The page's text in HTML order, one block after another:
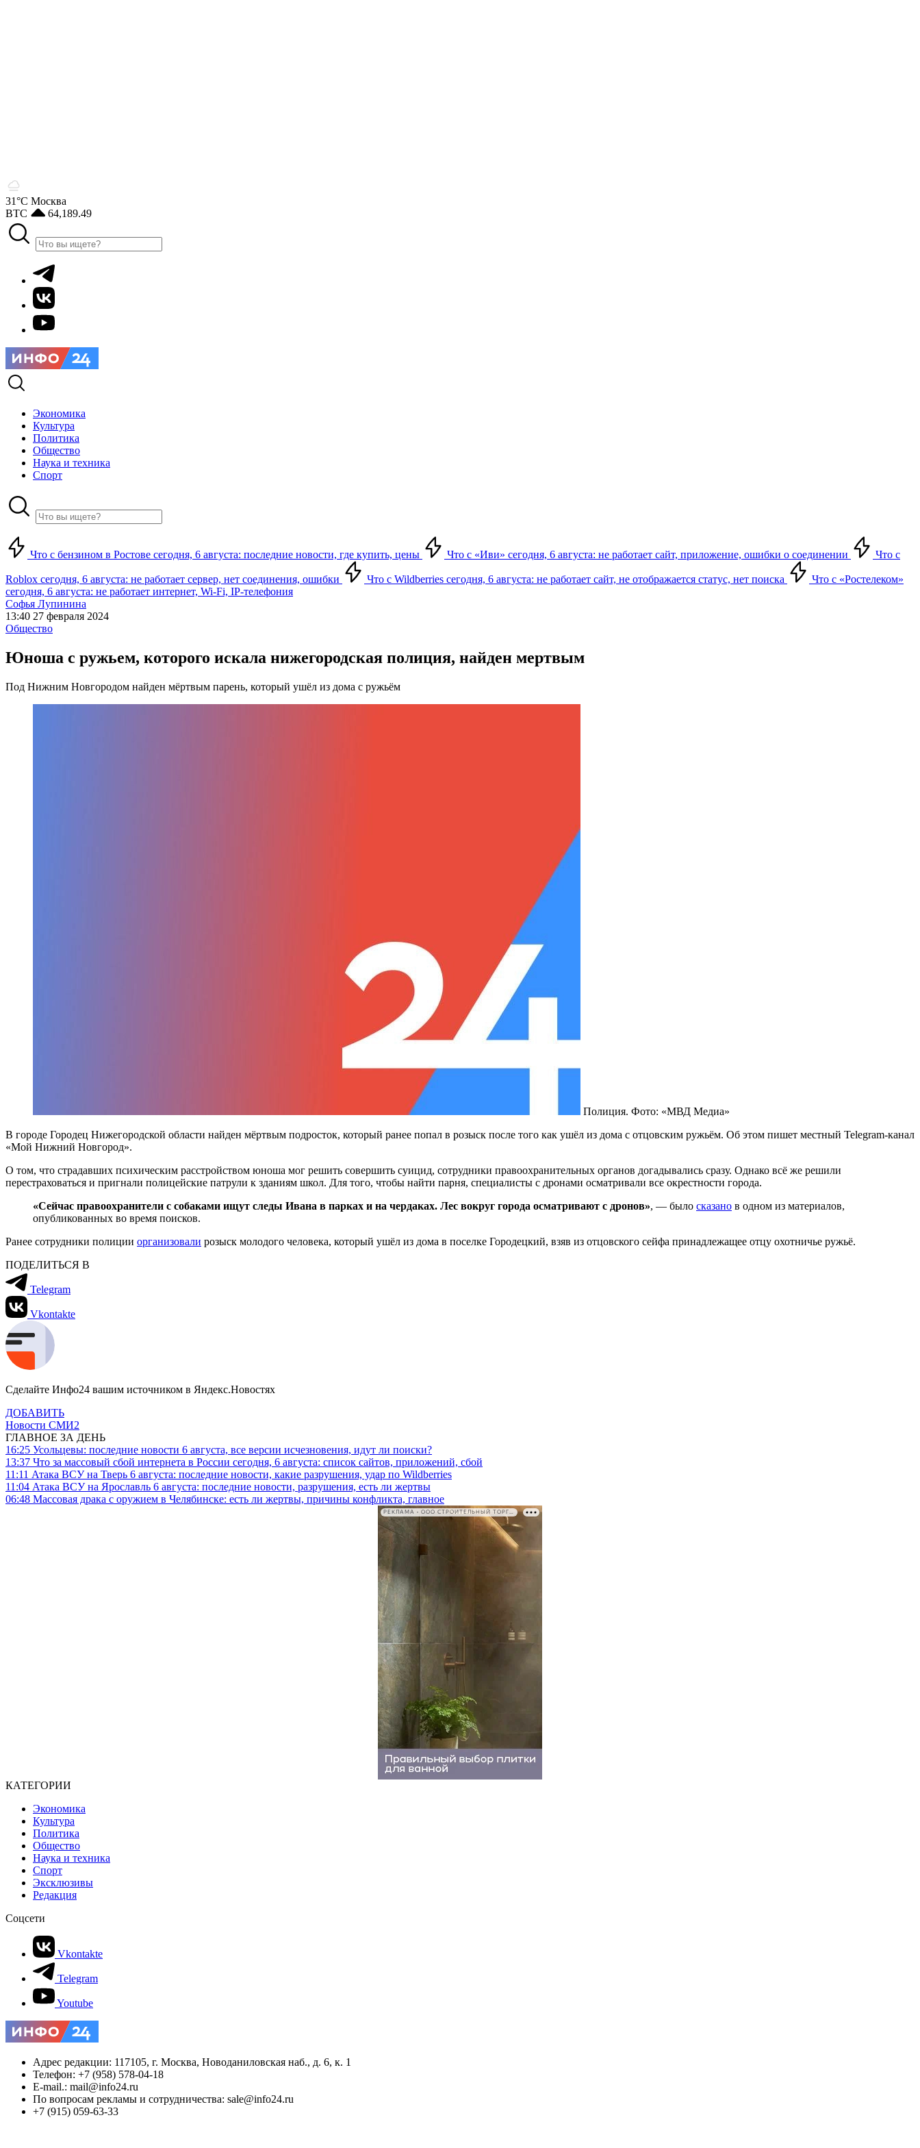
31°С Москва
BTC
64,189.49
Экономика
Культура
Политика
Общество
Наука и техника
Спорт
Что с бензином в Ростове сегодня, 6 августа: последние новости, где купить, цены Что с «Иви» сегодня, 6 августа: не работает сайт, приложение, ошибки о соединении Что с
Roblox сегодня, 6 августа: не работает сервер, нет соединения, ошибки Что с Wildberries сегодня, 6 августа: не работает сайт, не отображается статус, нет поиска
Что с «Ростелеком»
сегодня, 6 августа: не работает интернет, Wi-Fi, IP-телефония
Софья Лупинина
13:40 27 февраля 2024
Общество
Юноша с ружьем, которого искала нижегородская полиция, найден мертвым
Под Нижним Новгородом найден мёртвым парень, который ушёл из дома с ружьём
Полиция. Фото: «МВД Медиа»
В городе Городец Нижегородской области найден мёртвым подросток, который ранее попал в розыск после того как ушёл из дома с отцовским ружьём. Об этом пишет местный Telegram-канал
«Мой Нижний Новгород».
О том, что страдавших психическим расстройством юноша мог решить совершить суицид, сотрудники правоохранительных органов догадывались сразу. Однако всё же решили
перестраховаться и пригнали полицейские патрули к зданиям школ. Для того, чтобы найти парня, специалисты с дронами осматривали все окрестности города.
«Сейчас правоохранители с собаками ищут следы Ивана в парках и на чердаках. Лес вокруг города осматривают с дронов», — было сказано в одном из материалов,
опубликованных во время поисков.
Ранее сотрудники полиции организовали розыск молодого человека, который ушёл из дома в поселке Городецкий, взяв из отцовского сейфа принадлежащее отцу охотничье ружьё.
ПОДЕЛИТЬСЯ В
Telegram
Vkontakte
Сделайте Инфо24 вашим источником в Яндекс.Новостях
ДОБАВИТЬ
Новости СМИ2
ГЛАВНОЕ ЗА ДЕНЬ
16:25 Усольцевы: последние новости 6 августа, все версии исчезновения, идут ли поиски?
13:37 Что за массовый сбой интернета в России сегодня, 6 августа: список сайтов, приложений, сбой
11:11 Атака ВСУ на Тверь 6 августа: последние новости, какие разрушения, удар по Wildberries
11:04 Атака ВСУ на Ярославль 6 августа: последние новости, разрушения, есть ли жертвы
06:48 Массовая драка с оружием в Челябинске: есть ли жертвы, причины конфликта, главное
РЕКЛАМА • ООО СТРОИТЕЛЬНЫЙ ТОРГОВЫЙ ДОМ «ПЕТРОВИЧ». ИНН: 7802348846
КАТЕГОРИИ
Экономика
Культура
Политика
Общество
Наука и техника
Спорт
Эксклюзивы
Редакция
Соцсети
Vkontakte
Telegram
Youtube
Адрес редакции: 117105, г. Москва, Новоданиловская наб., д. 6, к. 1
Телефон: +7 (958) 578-04-18
E-mail.: mail@info24.ru
По вопросам рекламы и сотрудничества: sale@info24.ru
+7 (915) 059-63-33